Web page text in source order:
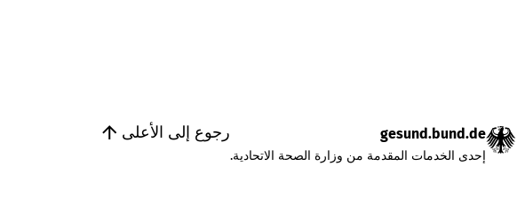
رجوع إلى الأعلى gesund.bund.de
إحدى الخدمات المقدمة من وزارة الصحة الاتحادية.